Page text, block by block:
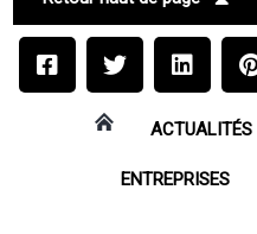
ACTUALITÉS
ENTREPRISES